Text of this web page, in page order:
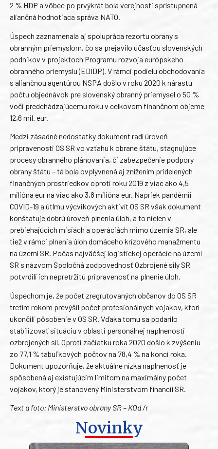
2 % HDP a vôbec po prvýkrát bola verejnosti sprístupnená
aliančná hodnotiaca správa NATO.
Úspech zaznamenala aj spolupráca rezortu obrany s
obranným priemyslom, čo sa prejavilo účasťou slovenských
podnikov v projektoch Programu rozvoja európskeho
obranného priemyslu (EDIDP). V rámci podielu obchodovania
s aliančnou agentúrou NSPA došlo v roku 2020 k nárastu
počtu objednávok pre slovenský obranný priemysel o 50 %
voči predchádzajúcemu roku v celkovom finančnom objeme
12,6 mil. eur.
Medzi zásadné nedostatky dokument radí úroveň
pripravenosti OS SR vo vzťahu k obrane štátu, stagnujúce
procesy obranného plánovania, či zabezpečenie podpory
obrany štátu – tá bola ovplyvnená aj znížením pridelených
finančných prostriedkov oproti roku 2019 z viac ako 4,5
milióna eur na viac ako 3,8 milióna eur. Napriek pandémii
COVID-19 a útlmu výcvikových aktivít OS SR však dokument
konštatuje dobrú úroveň plnenia úloh, a to nielen v
prebiehajúcich misiách a operáciách mimo územia SR, ale
tiež v rámci plnenia úloh domáceho krízového manažmentu
na území SR. Počas najväčšej logistickej operácie na území
SR s názvom Spoločná zodpovednosť Ozbrojené sily SR
potvrdili ich nepretržitú pripravenosť na plnenie úloh.
Úspechom je, že počet zregrutovaných občanov do OS SR
tretím rokom prevýšil počet profesionálnych vojakov, ktorí
ukončili pôsobenie v OS SR. Vďaka tomu sa podarilo
stabilizovať situáciu v oblasti personálnej naplnenosti
ozbrojených síl. Oproti začiatku roka 2020 došlo k zvýšeniu
zo 77,1 % tabuľkových počtov na 78,4 % na konci roka.
Dokument upozorňuje, že aktuálne nízka naplnenosť je
spôsobená aj existujúcim limitom na maximálny počet
vojakov, ktorý je stanovený Ministerstvom financií SR.
Text a foto: Ministerstvo obrany SR – KOd /r
Novinky